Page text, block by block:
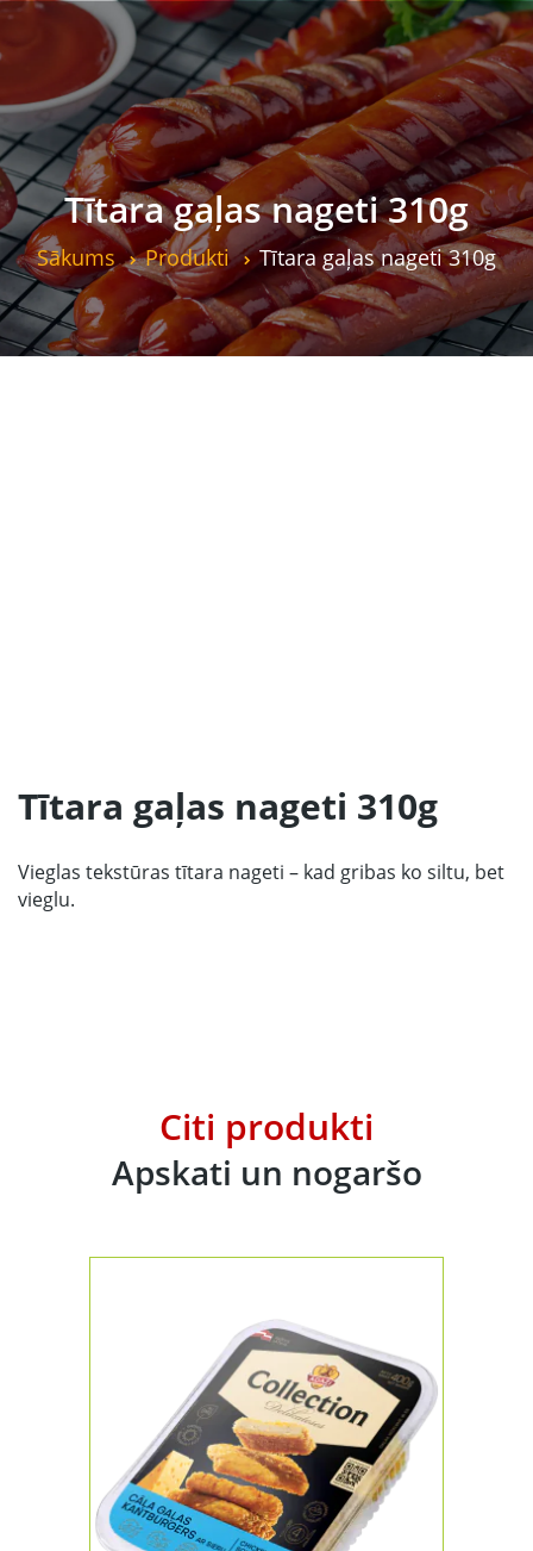
Par ražotāju
Sadarbībai
Tītara gaļas nageti 310g
Sākums Produkti Tītara gaļas nageti 310g
Tītara gaļas nageti 310g
Vieglas tekstūras tītara nageti – kad gribas ko siltu, bet
vieglu.
Citi produkti
Apskati un nogaršo